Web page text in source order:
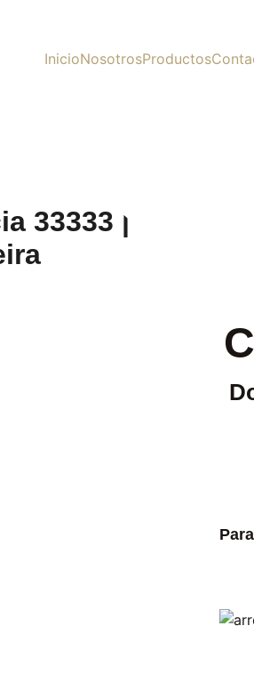
InicioNosotrosProductos